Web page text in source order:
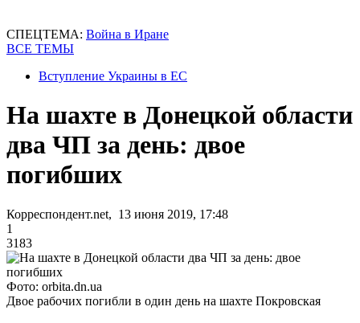
СПЕЦТЕМА: Война в Иране
ВСЕ ТЕМЫ
Вступление Украины в ЕС
На шахте в Донецкой области
два ЧП за день: двое
погибших
Корреспондент.net, 13 июня 2019, 17:48
1
3183
Фото: orbita.dn.ua
Двое рабочих погибли в один день на шахте Покровская